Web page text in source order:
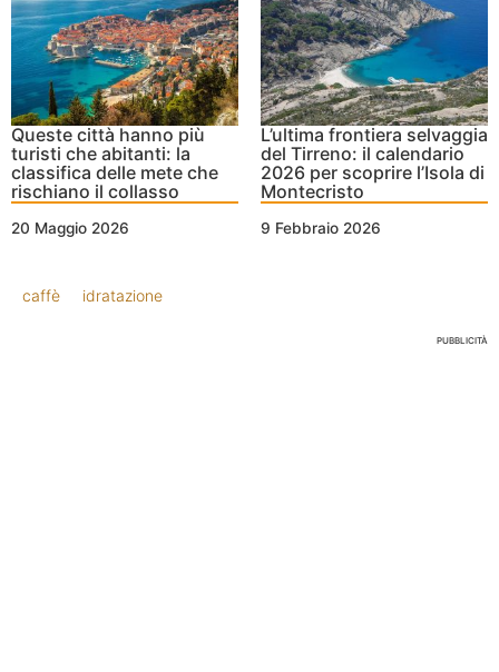
Queste città hanno più
turisti che abitanti: la
classifica delle mete che
rischiano il collasso
20 Maggio 2026
L’ultima frontiera selvaggia
del Tirreno: il calendario
2026 per scoprire l’Isola di
Montecristo
9 Febbraio 2026
caffè idratazione
PUBBLICITÀ